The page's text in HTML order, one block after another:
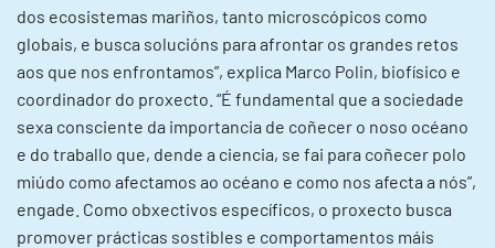
dos ecosistemas mariños, tanto microscópicos como
globais, e busca solucións para afrontar os grandes retos
aos que nos enfrontamos”, explica Marco Polin, biofísico e
coordinador do proxecto. “É fundamental que a sociedade
sexa consciente da importancia de coñecer o noso océano
e do traballo que, dende a ciencia, se fai para coñecer polo
miúdo como afectamos ao océano e como nos afecta a nós”,
engade. Como obxectivos específicos, o proxecto busca
promover prácticas sostibles e comportamentos máis